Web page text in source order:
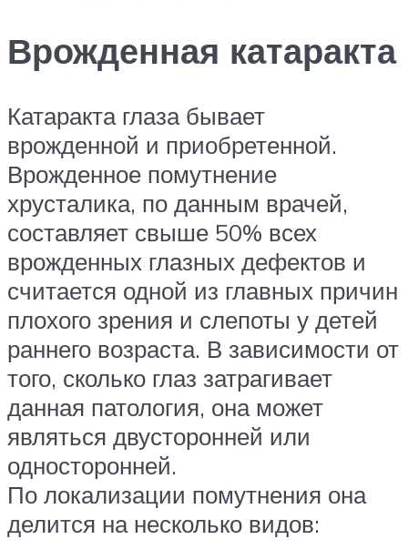
Врожденная катаракта
Катаракта глаза бывает
врожденной и приобретенной.
Врожденное помутнение
хрусталика, по данным врачей,
составляет свыше 50% всех
врожденных глазных дефектов и
считается одной из главных причин
плохого зрения и слепоты у детей
раннего возраста. В зависимости от
того, сколько глаз затрагивает
данная патология, она может
являться двусторонней или
односторонней.
По локализации помутнения она
делится на несколько видов: